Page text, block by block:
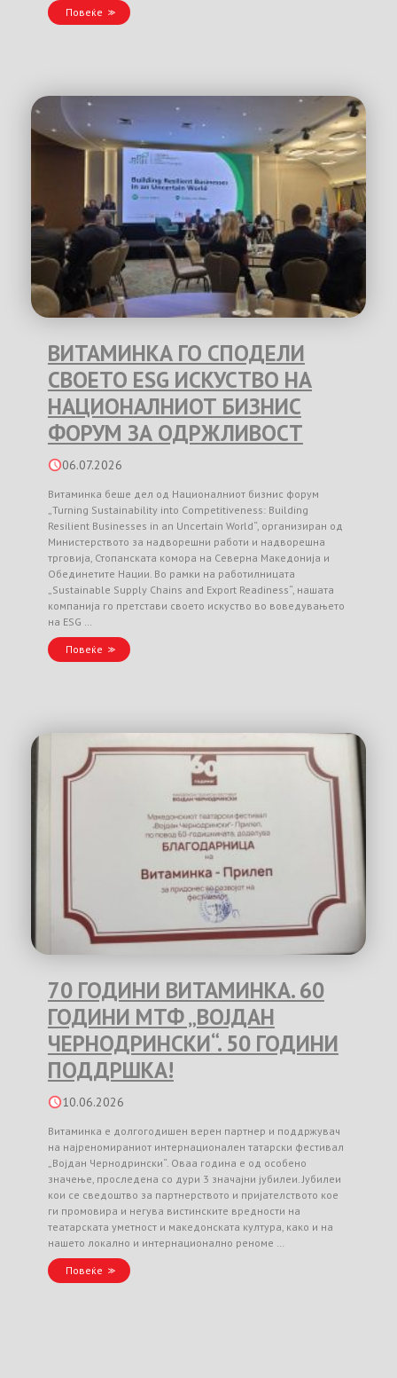
Повеќе
ВИТАМИНКА ГО СПОДЕЛИ
СВОЕТО ESG ИСКУСТВО НА
НАЦИОНАЛНИОТ БИЗНИС
ФОРУМ ЗА ОДРЖЛИВОСТ
06.07.2026
Витаминка беше дел од Националниот бизнис форум
„Turning Sustainability into Competitiveness: Building
Resilient Businesses in an Uncertain World“, организиран од
Министерството за надворешни работи и надворешна
трговија, Стопанската комора на Северна Македонија и
Обединетите Нации. Во рамки на работилницата
„Sustainable Supply Chains and Export Readiness“, нашата
компанија го претстави своето искуство во воведувањето
на ESG …
Повеќе
70 ГОДИНИ ВИТАМИНКА. 60
ГОДИНИ МТФ „ВОЈДАН
ЧЕРНОДРИНСКИ“. 50 ГОДИНИ
ПОДДРШКА!
10.06.2026
Витаминка е долгогодишен верен партнер и поддржувач
на најреномираниот интернационален татарски фестивал
„Војдан Чернодрински“. Оваа година е од особено
значење, проследена со дури 3 значајни јубилеи. Јубилеи
кои се сведоштво за партнерството и пријателството кое
ги промовира и негува вистинските вредности на
театарската уметност и македонската култура, како и на
нашето локално и интернационално реноме …
Повеќе